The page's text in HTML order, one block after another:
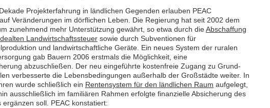
Projekterfahrung in ländlichen Gegenden erlauben PEAC
Veränderungen im dörflichen Leben. Die Regierung hat seit 2002 dem
zunehmend mehr Unterstützung gewährt, so etwa durch dieAbschaffung
Landwirtschaftssteuer sowie durch Subventionen für
und landwirtschaftliche Geräte. Ein neues System der ruralen
gab Bauern 2006 erstmals die Möglichkeit, eine
abzuschließen. Der neu eingeführte kostenfreie Zugang zu Grund-
verbesserte die Lebensbedingungen außerhalb der Großstädte weiter. In
wurde schließlich ein Rentensystem für den ländlichen Raum aufgelegt,
ausschließlich im familiären Rahmen erfolgte finanzielle Absicherung des
ergänzen soll. PEAC konstatiert: